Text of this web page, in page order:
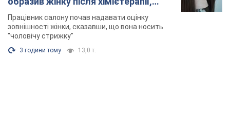
розгорівся скандал. Фото
Працівник салону почав надавати оцінку
зовнішності жінки, сказавши, що вона носить
"чоловічу стрижку"
3 години тому 13,0 т.